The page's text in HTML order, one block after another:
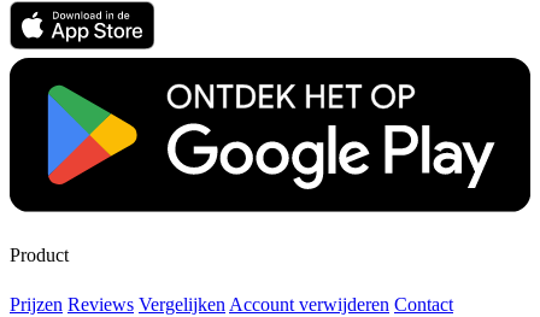
Product
Prijzen Reviews Vergelijken Account verwijderen Contact